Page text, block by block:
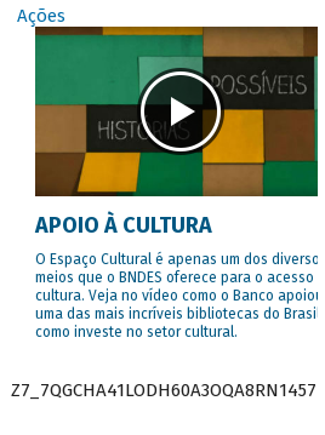
Ações
APOIO À CULTURA
O Espaço Cultural é apenas um dos diversos
meios que o BNDES oferece para o acesso à
cultura. Veja no vídeo como o Banco apoiou
uma das mais incríveis bibliotecas do Brasil e
como investe no setor cultural.
Z7_7QGCHA41LODH60A3OQA8RN1457